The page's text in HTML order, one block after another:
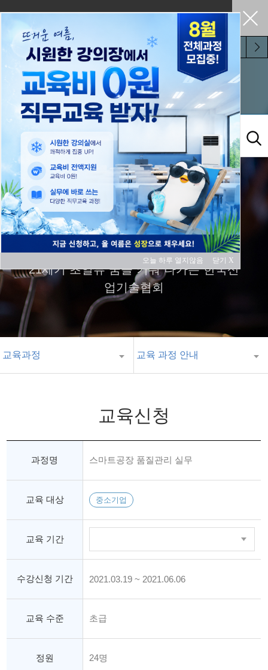
펼쳐두기
교육과정
21세기 초일류 꿈을 키워 나가는 한국산
업기술협회
교육과정 교육 과정 안내
교육신청
과정명 스마트공장 품질관리 실무
교육 대상 중소기업
교육 기간
수강신청 기간 2021.03.19 ~ 2021.06.06
교육 수준 초급
정원 24명
오늘 하루 열지않음 닫기 X